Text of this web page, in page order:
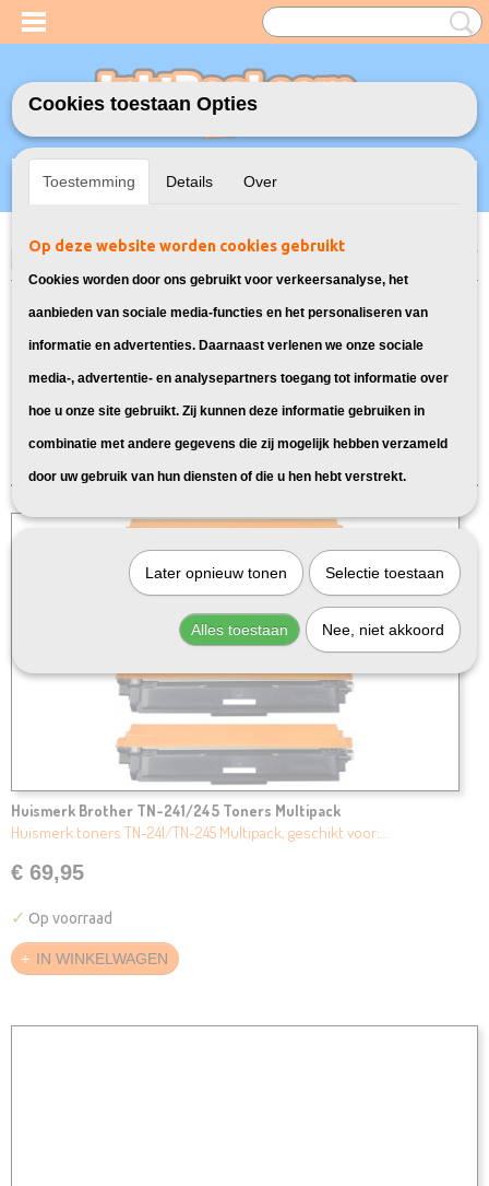
Inloggen Registreren
UW WINKELWAGEN
Home>Toners>TN-241/245 Toners voor Brother> Toners voor Brother
Bekijk toner cartridges voor Brother
HL-3170CDW:
Huismerk Brother TN-241/245 Toners Multipack
Huismerk toners TN-241/TN-245 Multipack, geschikt voor:…
€ 69,95
✓ Op voorraad
IN WINKELWAGEN
Cookies toestaan Opties
Toestemming Details Over
Op deze website worden cookies gebruikt
Cookies worden door ons gebruikt voor verkeersanalyse, het
aanbieden van sociale media-functies en het personaliseren van
informatie en advertenties. Daarnaast verlenen we onze sociale
media-, advertentie- en analysepartners toegang tot informatie over
hoe u onze site gebruikt. Zij kunnen deze informatie gebruiken in
combinatie met andere gegevens die zij mogelijk hebben verzameld
door uw gebruik van hun diensten of die u hen hebt verstrekt.
Later opnieuw tonen Selectie toestaan
Alles toestaan Nee, niet akkoord